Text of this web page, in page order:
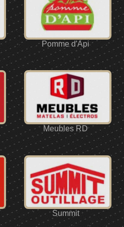
Pomme d'Api
Meubles RD
Summit